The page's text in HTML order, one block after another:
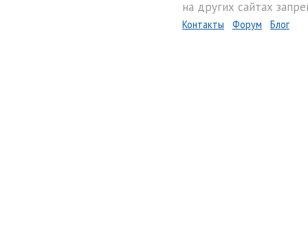
на других сайтах
Контакты Форум Блог